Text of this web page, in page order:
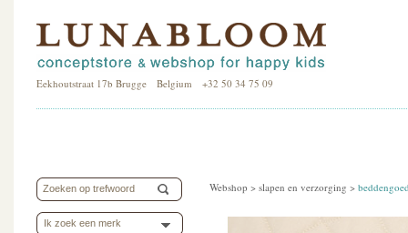
Eekhoutstraat 17b Brugge Belgium +32 50 34 75 09
Ik zoek een merk
Webshop > slapen en verzorging >